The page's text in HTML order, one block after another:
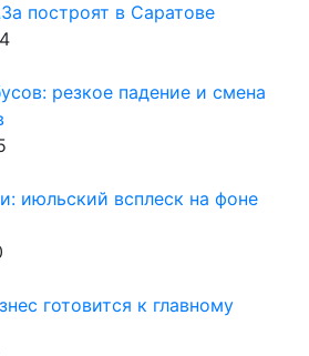
построят в Саратове
резкое падение и смена
июльский всплеск на фоне
готовится к главному